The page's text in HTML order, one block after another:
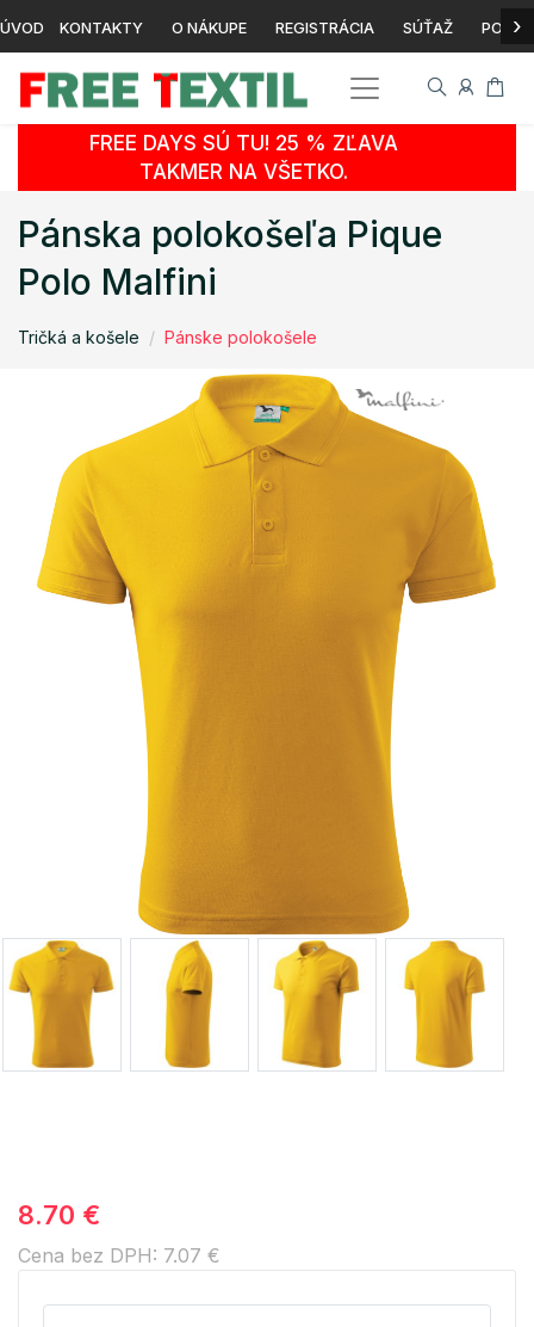
ÚVOD KONTAKTY O NÁKUPE REGISTRÁCIA SÚŤAŽ ›
FREE DAYS SÚ TU! 25 % ZĽAVA
TAKMER NA VŠETKO.
Pánska polokošeľa Pique
Polo Malfini
Tričká a košele Pánske polokošele
8.70 €
Cena bez DPH: 7.07 €